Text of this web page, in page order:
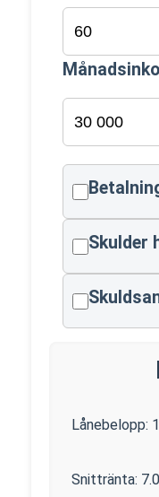
Skulder
Lånebelopp:
Snittränta: